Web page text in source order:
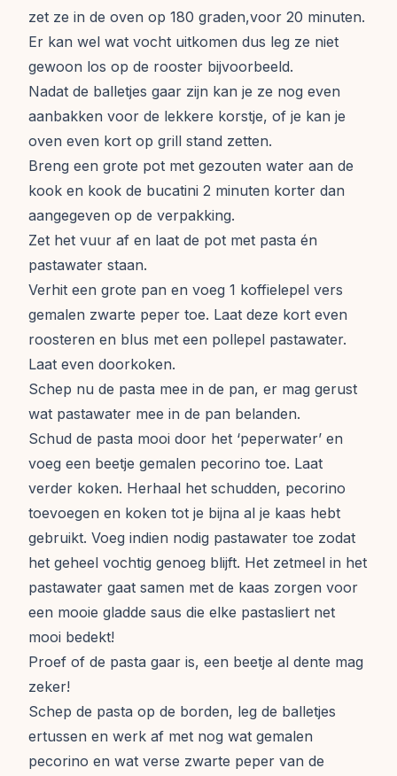
zet ze in de oven op 180 graden,voor 20 minuten.
Er kan wel wat vocht uitkomen dus leg ze niet
gewoon los op de rooster bijvoorbeeld.
Nadat de balletjes gaar zijn kan je ze nog even
aanbakken voor de lekkere korstje, of je kan je
oven even kort op grill stand zetten.
Breng een grote pot met gezouten water aan de
kook en kook de bucatini 2 minuten korter dan
aangegeven op de verpakking.
Zet het vuur af en laat de pot met pasta én
pastawater staan.
Verhit een grote pan en voeg 1 koffielepel vers
gemalen zwarte peper toe. Laat deze kort even
roosteren en blus met een pollepel pastawater.
Laat even doorkoken.
Schep nu de pasta mee in de pan, er mag gerust
wat pastawater mee in de pan belanden.
Schud de pasta mooi door het ‘peperwater’ en
voeg een beetje gemalen pecorino toe. Laat
verder koken. Herhaal het schudden, pecorino
toevoegen en koken tot je bijna al je kaas hebt
gebruikt. Voeg indien nodig pastawater toe zodat
het geheel vochtig genoeg blijft. Het zetmeel in het
pastawater gaat samen met de kaas zorgen voor
een mooie gladde saus die elke pastasliert net
mooi bedekt!
Proef of de pasta gaar is, een beetje al dente mag
zeker!
Schep de pasta op de borden, leg de balletjes
ertussen en werk af met nog wat gemalen
pecorino en wat verse zwarte peper van de